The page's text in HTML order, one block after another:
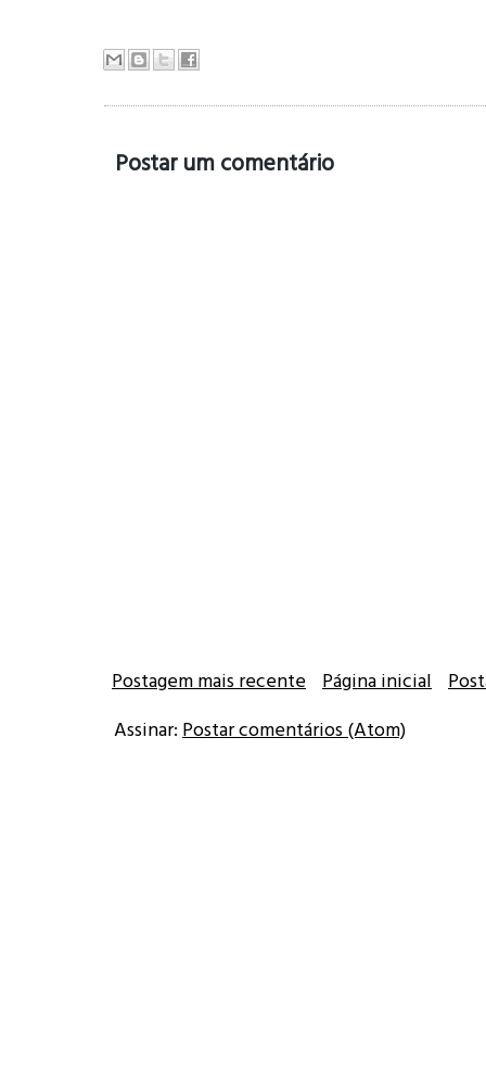
Postar um comentário
Postagem mais recente Página inicial
Assinar: Postar comentários (Atom)